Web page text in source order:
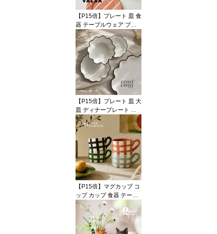
オブジェ 置物 インテリ
ア ハンドメイド
【P15倍】プレート 皿 食
器 テーブルウェア ブル
ー イエロー グリーン レ
ッド 青 赤 黄色 陶器 アー
スンウェア ラウンド 22c
m 中皿 オブジェ 置物 イ
ンテリア おしゃれ かわ
いい 海外インテリア 輸
入 インポート 直輸入 ギ
フト 輸入食器 モダン ハ
ンドメイド VALSA HOM
E
【P15倍】プレート 皿 大
皿 ディナープレート ラ
ージ 大判 食器 テーブル
ウェア ウェーブ 花びら
フラワー セラミック 陶
器 ホワイト 白 ブラック
黒 おしゃれ かわいい モ
ダン 海外インテリア 輸
入 インポート 直輸入 ギ
フト 輸入食器オブジェ
インテリア Coast to Coa
st
【P15倍】マグカップ コ
ップ カップ 食器 テーブ
ルウェア ジオメトリック
幾何学 格子柄 チェック
グリーン 緑 ブラック 黒
ブルー 青 カラフル 陶器